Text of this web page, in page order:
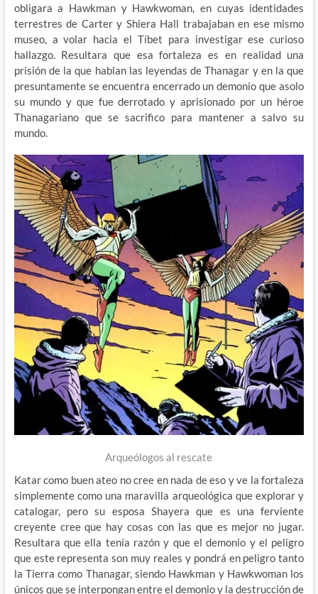
obligara a Hawkman y Hawkwoman, en cuyas identidades
terrestres de Carter y Shiera Hall trabajaban en ese mismo
museo, a volar hacia el Tíbet para investigar ese curioso
hallazgo. Resultara que esa fortaleza es en realidad una
prisión de la que hablan las leyendas de Thanagar y en la que
presuntamente se encuentra encerrado un demonio que asolo
su mundo y que fue derrotado y aprisionado por un héroe
Thanagariano que se sacrifico para mantener a salvo su
mundo.
Arqueólogos al rescate
Katar como buen ateo no cree en nada de eso y ve la fortaleza
simplemente como una maravilla arqueológica que explorar y
catalogar, pero su esposa Shayera que es una ferviente
creyente cree que hay cosas con las que es mejor no jugar.
Resultara que ella tenía razón y que el demonio y el peligro
que este representa son muy reales y pondrá en peligro tanto
la Tierra como Thanagar, siendo Hawkman y Hawkwoman los
únicos que se interpongan entre el demonio y la destrucción de